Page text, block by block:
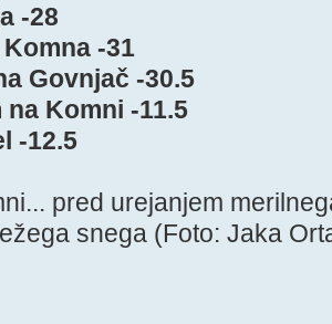
-28
-31
Govnjač -30.5
na Komni -11.5
-12.5
pred urejanjem
snega (Foto: Jaka